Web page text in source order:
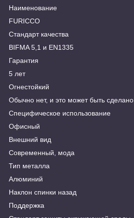
Наименование
FURICCO
Стандарт качества
BIFMA 5,1 и EN1335
Гарантия
5 лет
Огнестойкий
Обычно нет, и это может быть сделано
Специфическое использование
Офисный
Внешний вид
Современный, мода
Тип металла
Алюминий
Наклон спинки назад
Поддержка